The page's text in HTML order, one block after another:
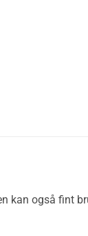
kan også fint